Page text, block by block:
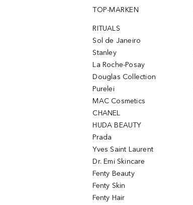
TOP-MARKEN
RITUALS
Sol de Janeiro
Stanley
La Roche-Posay
Douglas Collection
Purelei
MAC Cosmetics
CHANEL
HUDA BEAUTY
Prada
Yves Saint Laurent
Dr. Emi Skincare
Fenty Beauty
Fenty Skin
Fenty Hair